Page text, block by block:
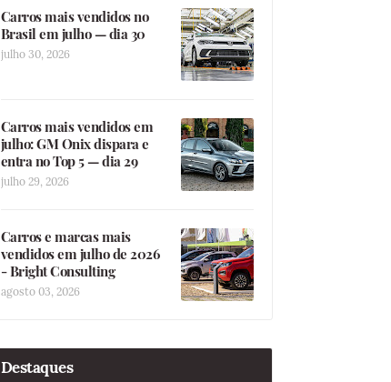
Carros mais vendidos no
Brasil em julho — dia 30
julho 30, 2026
Carros mais vendidos em
julho: GM Onix dispara e
entra no Top 5 — dia 29
julho 29, 2026
Carros e marcas mais
vendidos em julho de 2026
- Bright Consulting
agosto 03, 2026
Destaques